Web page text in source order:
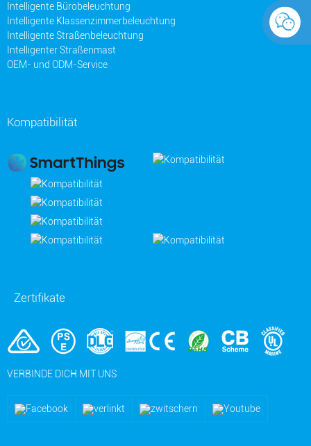
Intelligente Bürobeleuchtung
Intelligente Klassenzimmerbeleuchtung
Intelligente Straßenbeleuchtung
Intelligenter Straßenmast
OEM- und ODM-Service
Kompatibilität
Zertifikate
VERBINDE DICH MIT UNS